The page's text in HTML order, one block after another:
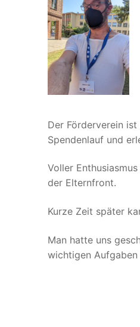
Der Förderverein
Spendenlauf und
Voller
der Elternfront.
Kurze Zeit später
Man hatte uns
wichtigen